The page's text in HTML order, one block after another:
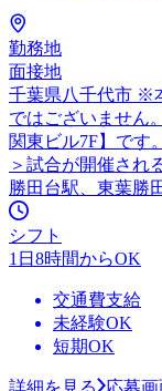
勤務地
面接地
千葉県八千代市 ※
ではございません
関東ビル7F】です
＞試合が開催され
勝田台駅、東葉勝
シフト
1日8時間からOK
交通費支給
未経験OK
短期OK
詳細を見る 応募